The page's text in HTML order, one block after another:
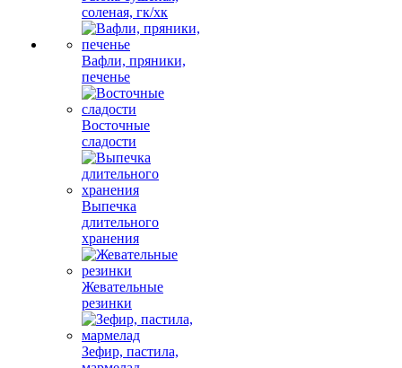
соленая, гк/хк
Вафли, пряники,
печенье
Восточные
сладости
Выпечка
длительного
хранения
Жевательные
резинки
Зефир, пастила,